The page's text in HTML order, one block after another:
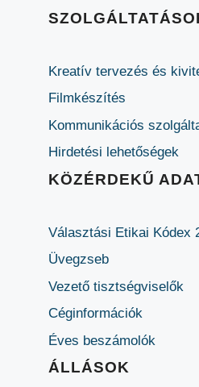
Kreatív tervezés és
Filmkészítés
Kommunikációs
Hirdetési lehetőségek
KÖZÉRDEKŰ
Választási Etikai Kódex
Üvegzseb
Vezető tisztségviselők
Céginformációk
Éves beszámolók
ÁLLÁSOK